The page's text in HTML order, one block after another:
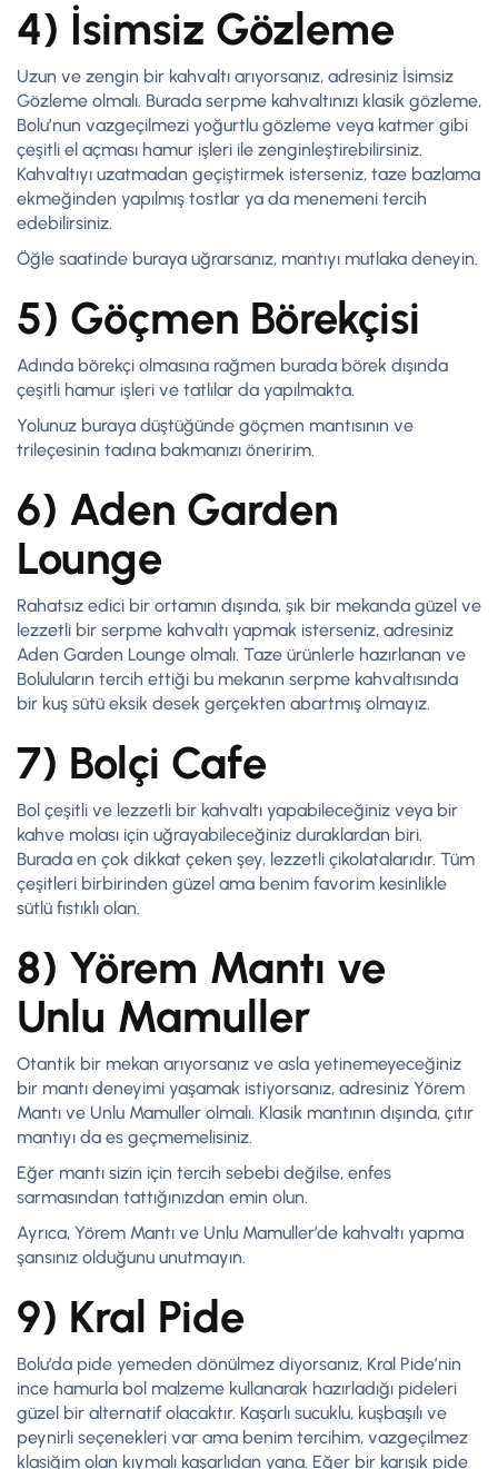
4) İsimsiz Gözleme
Uzun ve zengin bir kahvaltı arıyorsanız, adresiniz İsimsiz
Gözleme olmalı. Burada serpme kahvaltınızı klasik gözleme,
Bolu’nun vazgeçilmezi yoğurtlu gözleme veya katmer gibi
çeşitli el açması hamur işleri ile zenginleştirebilirsiniz.
Kahvaltıyı uzatmadan geçiştirmek isterseniz, taze bazlama
ekmeğinden yapılmış tostlar ya da menemeni tercih
edebilirsiniz.
Öğle saatinde buraya uğrarsanız, mantıyı mutlaka deneyin.
5) Göçmen Börekçisi
Adında börekçi olmasına rağmen burada börek dışında
çeşitli hamur işleri ve tatlılar da yapılmakta.
Yolunuz buraya düştüğünde göçmen mantısının ve
trileçesinin tadına bakmanızı öneririm.
6) Aden Garden
Lounge
Rahatsız edici bir ortamın dışında, şık bir mekanda güzel ve
lezzetli bir serpme kahvaltı yapmak isterseniz, adresiniz
Aden Garden Lounge olmalı. Taze ürünlerle hazırlanan ve
Boluluların tercih ettiği bu mekanın serpme kahvaltısında
bir kuş sütü eksik desek gerçekten abartmış olmayız.
7) Bolçi Cafe
Bol çeşitli ve lezzetli bir kahvaltı yapabileceğiniz veya bir
kahve molası için uğrayabileceğiniz duraklardan biri.
Burada en çok dikkat çeken şey, lezzetli çikolatalarıdır. Tüm
çeşitleri birbirinden güzel ama benim favorim kesinlikle
sütlü fıstıklı olan.
8) Yörem Mantı ve
Unlu Mamuller
Otantik bir mekan arıyorsanız ve asla yetinemeyeceğiniz
bir mantı deneyimi yaşamak istiyorsanız, adresiniz Yörem
Mantı ve Unlu Mamuller olmalı. Klasik mantının dışında, çıtır
mantıyı da es geçmemelisiniz.
Eğer mantı sizin için tercih sebebi değilse, enfes
sarmasından tattığınızdan emin olun.
Ayrıca, Yörem Mantı ve Unlu Mamuller’de kahvaltı yapma
şansınız olduğunu unutmayın.
9) Kral Pide
Bolu’da pide yemeden dönülmez diyorsanız, Kral Pide’nin
ince hamurla bol malzeme kullanarak hazırladığı pideleri
güzel bir alternatif olacaktır. Kaşarlı sucuklu, kuşbaşılı ve
peynirli seçenekleri var ama benim tercihim, vazgeçilmez
klasiğim olan kıymalı kaşarlıdan yana. Eğer bir karışık pide